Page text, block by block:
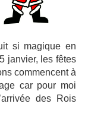
si magique en
janvier, les fêtes
commencent à
car pour moi
des Rois